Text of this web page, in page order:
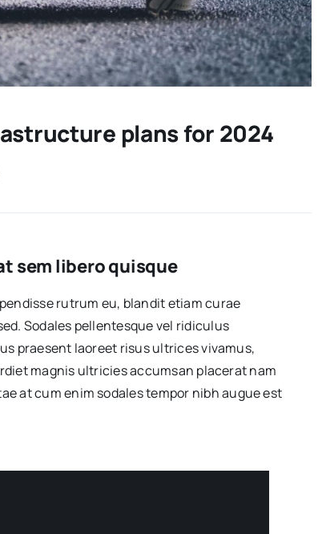
plans for 2024
sem libero quisque
rutrum eu, blandit etiam curae
Sodales pellentesque vel ridiculus
praesent laoreet risus ultrices vivamus,
magnis ultricies accumsan placerat nam
at cum enim sodales tempor nibh augue est